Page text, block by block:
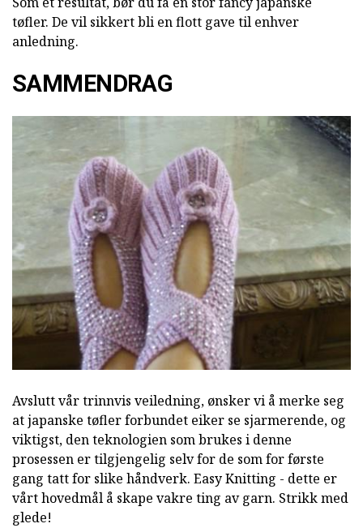
tøfler. De vil sikkert bli en flott gave til enhver
anledning.
SAMMENDRAG
Avslutt vår trinnvis veiledning, ønsker vi å merke seg
at japanske tøfler forbundet eiker se sjarmerende, og
viktigst, den teknologien som brukes i denne
prosessen er tilgjengelig selv for de som for første
gang tatt for slike håndverk. Easy Knitting - dette er
vårt hovedmål å skape vakre ting av garn. Strikk med
glede!